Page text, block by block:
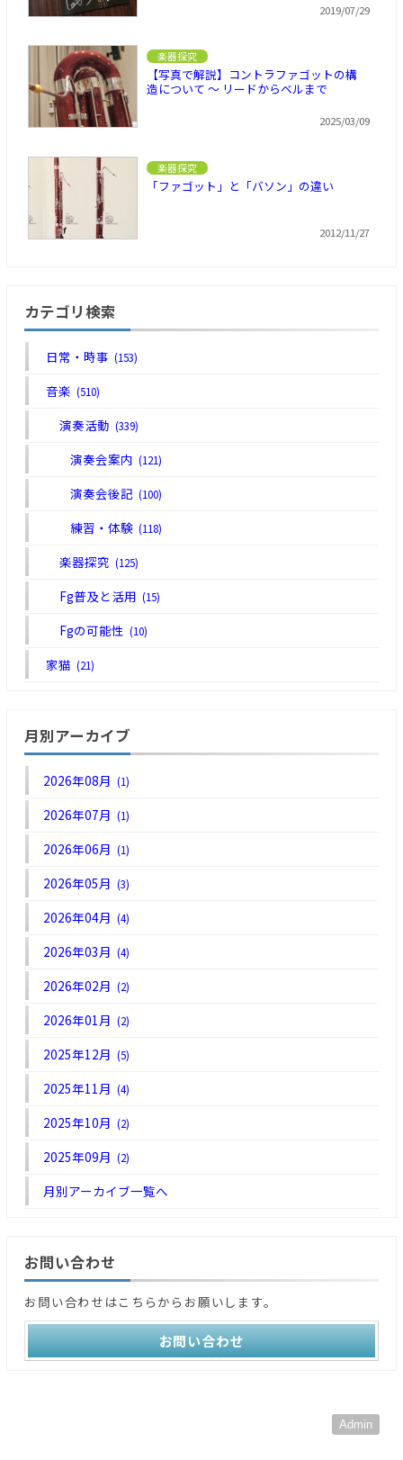
2019/07/29
楽器探究
【写真で解説】コントラファゴットの構
造について ～ リードからベルまで
2025/03/09
楽器探究
「ファゴット」と「バソン」の違い
2012/11/27
カテゴリ検索
日常・時事(153)
音楽(510)
演奏活動(339)
演奏会案内(121)
演奏会後記(100)
練習・体験(118)
楽器探究(125)
Fg普及と活用(15)
Fgの可能性(10)
家猫(21)
月別アーカイブ
2026年08月(1)
2026年07月(1)
2026年06月(1)
2026年05月(3)
2026年04月(4)
2026年03月(4)
2026年02月(2)
2026年01月(2)
2025年12月(5)
2025年11月(4)
2025年10月(2)
2025年09月(2)
月別アーカイブ一覧へ
お問い合わせ
お問い合わせはこちらからお願いします。
お問い合わせ
Admin